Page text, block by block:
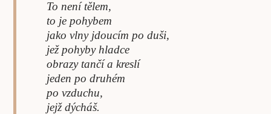
To není tělem,
to je pohybem
jako vlny jdoucím po duši,
jež pohyby hladce
obrazy tančí a kreslí
jeden po druhém
po vzduchu,
jejž dýcháš.